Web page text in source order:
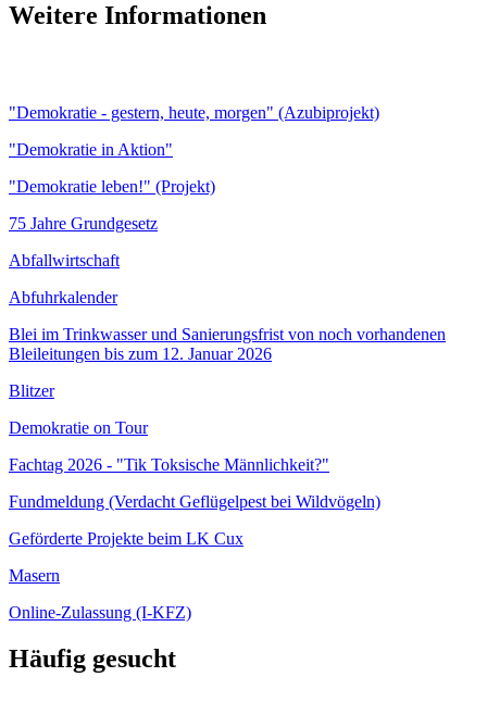
Weitere Informationen
"Demokratie - gestern, heute, morgen" (Azubiprojekt)
"Demokratie in Aktion"
"Demokratie leben!" (Projekt)
75 Jahre Grundgesetz
Abfallwirtschaft
Abfuhrkalender
Blei im Trinkwasser und Sanierungsfrist von noch vorhandenen
Bleileitungen bis zum 12. Januar 2026
Blitzer
Demokratie on Tour
Fachtag 2026 - "Tik Toksische Männlichkeit?"
Fundmeldung (Verdacht Geflügelpest bei Wildvögeln)
Geförderte Projekte beim LK Cux
Masern
Online-Zulassung (I-KFZ)
Häufig gesucht